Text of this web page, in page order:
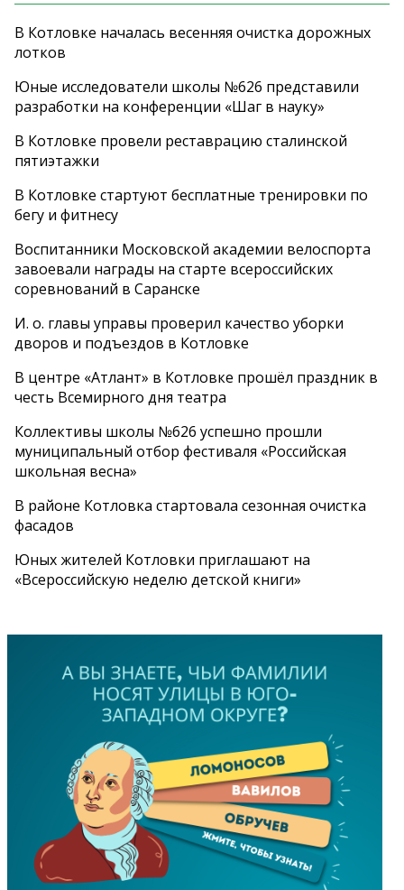
В Котловке началась весенняя очистка дорожных
лотков
Юные исследователи школы №626 представили
разработки на конференции «Шаг в науку»
В Котловке провели реставрацию сталинской
пятиэтажки
В Котловке стартуют бесплатные тренировки по
бегу и фитнесу
Воспитанники Московской академии велоспорта
завоевали награды на старте всероссийских
соревнований в Саранске
И. о. главы управы проверил качество уборки
дворов и подъездов в Котловке
В центре «Атлант» в Котловке прошёл праздник в
честь Всемирного дня театра
Коллективы школы №626 успешно прошли
муниципальный отбор фестиваля «Российская
школьная весна»
В районе Котловка стартовала сезонная очистка
фасадов
Юных жителей Котловки приглашают на
«Всероссийскую неделю детской книги»